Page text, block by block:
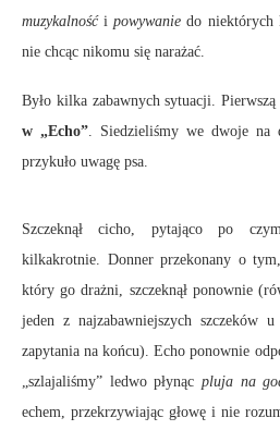
muzykalnośćipowywanie do niektórych
nie chcąc nikomu się narażać.
Było kilka zabawnych sytuacji.
w „Echo”. Siedzieliśmy we dwoje na
przykuło uwagę psa.
Szczeknął cicho, pytająco po
kilkakrotnie. Donner przekonany o
który go drażni, szczeknął ponownie
jeden z najzabawniejszych szczeków
zapytania na końcu). Echo ponownie
„szlajaliśmy” ledwo płynąc pluja na
echem, przekrzywiając głowę i nie